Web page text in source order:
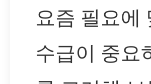
요즘 필요에
수급이 중요